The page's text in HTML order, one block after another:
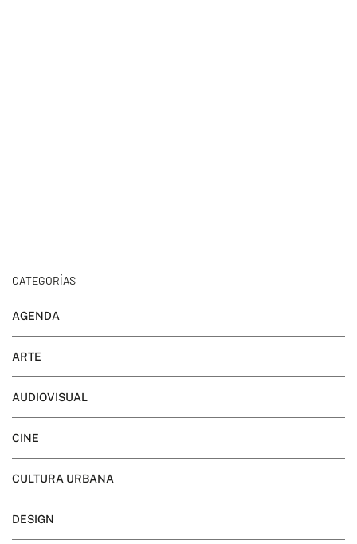
CATEGORÍAS
AGENDA
ARTE
AUDIOVISUAL
CINE
CULTURA URBANA
DESIGN